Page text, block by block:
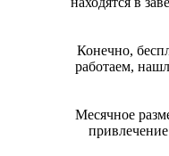
Конечно,
работаем,
Месячное